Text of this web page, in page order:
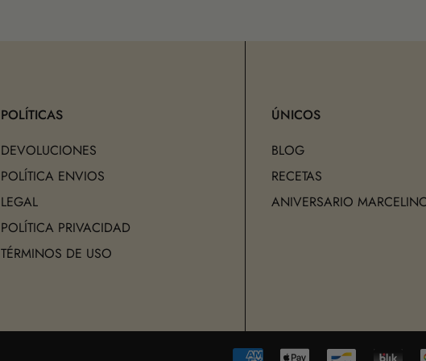
POLÍTICAS
DEVOLUCIONES
POLÍTICA ENVIOS
LEGAL
POLÍTICA PRIVACIDAD
TÉRMINOS DE USO
ÚNICOS
BLOG
RECETAS
ANIVERSARIO